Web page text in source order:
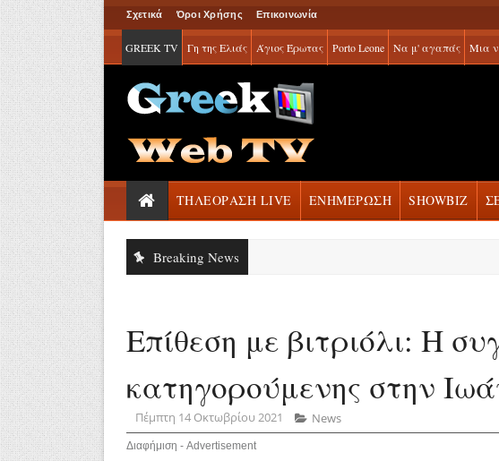
Σχετικά Όροι Χρήσης Επικοινωνία
GREEK TV Γη της Ελιάς Άγιος Έρωτας Porto Leone Να μ' αγαπάς Μια
ΤΗΛΕΟΡΑΣΗ LIVE ΕΝΗΜΕΡΩΣΗ SHOWBIZ
Breaking News
Επίθεση με βιτριόλι: Η
κατηγορούμενης στην
Πέμπτη 14 Οκτωβρίου 2021 News
Διαφήμιση - Advertisement